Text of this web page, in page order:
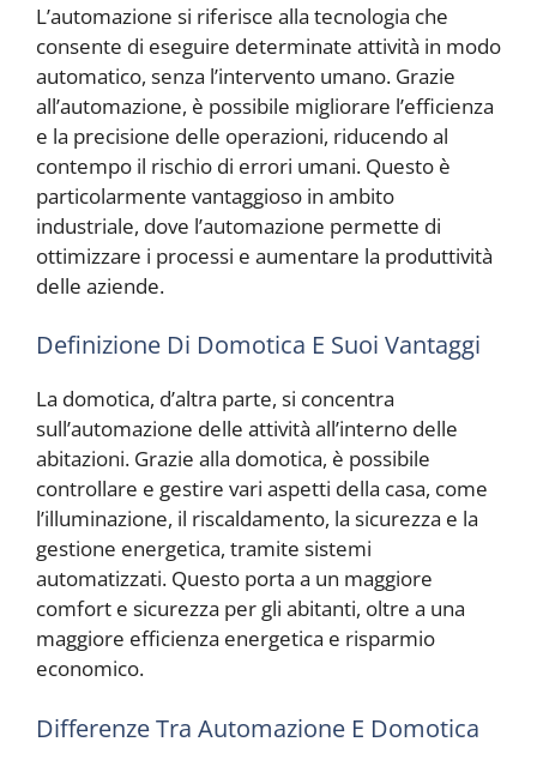
L’automazione si riferisce alla tecnologia che
consente di eseguire determinate attività in modo
automatico, senza l’intervento umano. Grazie
all’automazione, è possibile migliorare l’efficienza
e la precisione delle operazioni, riducendo al
contempo il rischio di errori umani. Questo è
particolarmente vantaggioso in ambito
industriale, dove l’automazione permette di
ottimizzare i processi e aumentare la produttività
delle aziende.
Definizione Di Domotica E Suoi Vantaggi
La domotica, d’altra parte, si concentra
sull’automazione delle attività all’interno delle
abitazioni. Grazie alla domotica, è possibile
controllare e gestire vari aspetti della casa, come
l’illuminazione, il riscaldamento, la sicurezza e la
gestione energetica, tramite sistemi
automatizzati. Questo porta a un maggiore
comfort e sicurezza per gli abitanti, oltre a una
maggiore efficienza energetica e risparmio
economico.
Differenze Tra Automazione E Domotica